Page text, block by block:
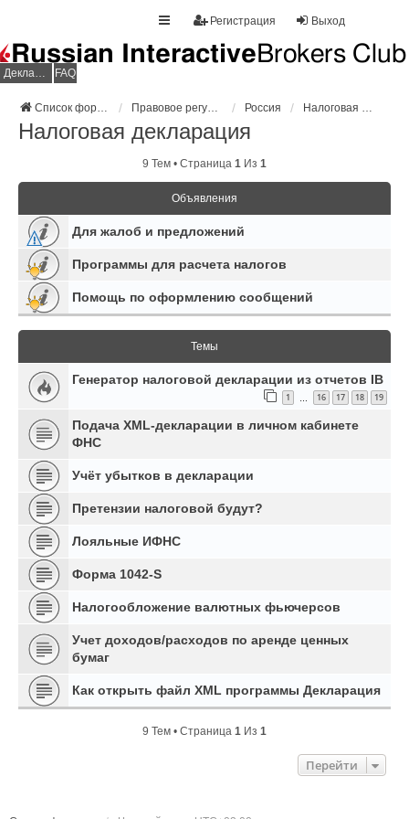
Выход
Регистрация
Декларация НДФЛ FAQ
Список форумов Правовое регулирование Россия Налоговая декларация
Налоговая декларация
9 Тем • Страница 1 Из 1
Объявления
Для жалоб и предложений
Программы для расчета налогов
Помощь по оформлению сообщений
Темы
Генератор налоговой декларации из отчетов IB
1 … 16 17 18 19
Подача XML-декларации в личном кабинете
ФНС
Учёт убытков в декларации
Претензии налоговой будут?
Лояльные ИФНС
Форма 1042-S
Налогообложение валютных фьючерсов
Учет доходов/расходов по аренде ценных
бумаг
Как открыть файл XML программы Декларация
9 Тем • Страница 1 Из 1
Перейти